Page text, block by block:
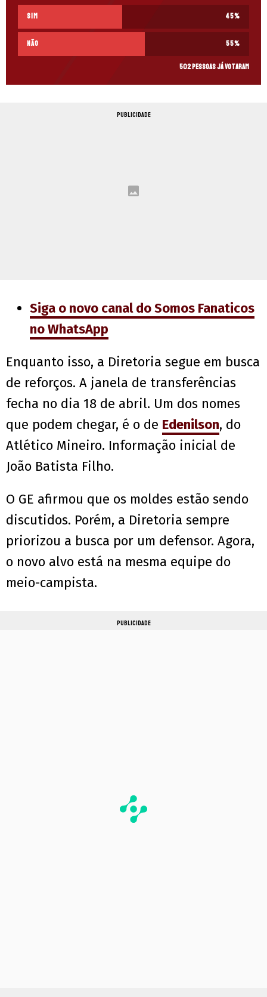
Sim 45%
Não 55%
502 pessoas já votaram
PUBLICIDADE
Siga o novo canal do Somos Fanaticos
no WhatsApp
Enquanto isso, a Diretoria segue em busca
de reforços. A janela de transferências
fecha no dia 18 de abril. Um dos nomes
que podem chegar, é o de Edenilson, do
Atlético Mineiro. Informação inicial de
João Batista Filho.
O GE afirmou que os moldes estão sendo
discutidos. Porém, a Diretoria sempre
priorizou a busca por um defensor. Agora,
o novo alvo está na mesma equipe do
meio-campista.
PUBLICIDADE